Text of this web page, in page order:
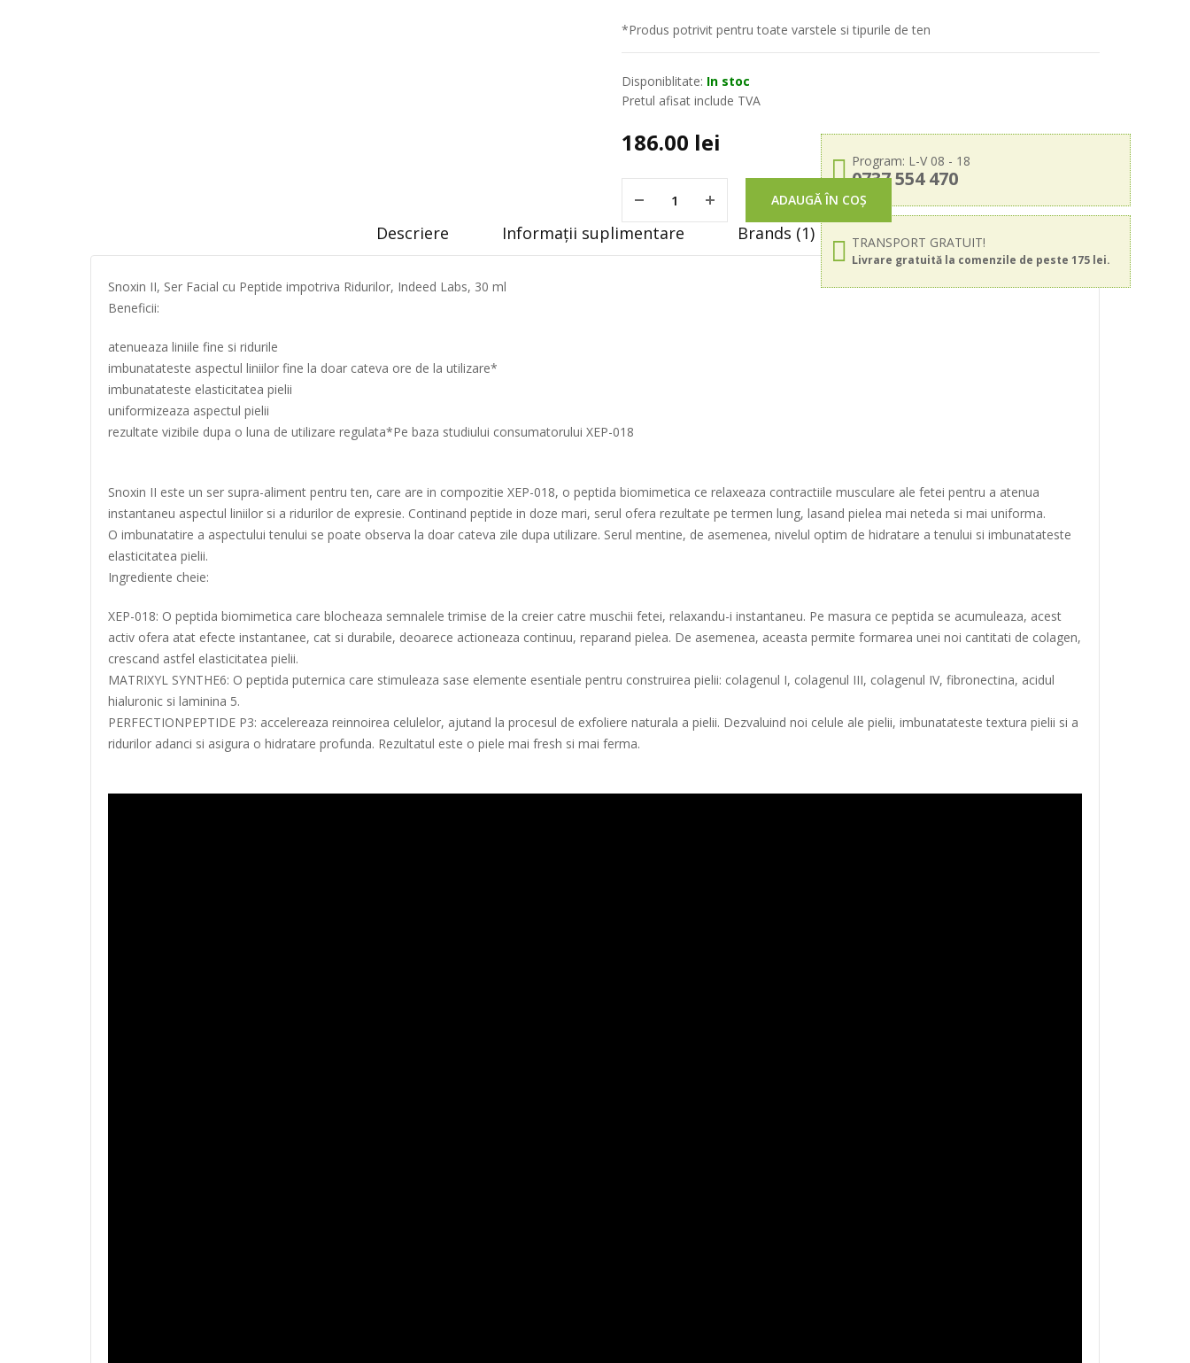
*Produs potrivit pentru toate varstele si tipurile de ten
Disponiblitate: In stoc
Pretul afisat include TVA
Program: L-V 08 - 18
0737 554 470
TRANSPORT GRATUIT!
Livrare gratuită la comenzile de peste 175 lei.
186.00 lei
ADAUGĂ ÎN COȘ
Descriere Informații suplimentare Brands (1)
Snoxin II, Ser Facial cu Peptide impotriva Ridurilor, Indeed Labs, 30 ml
Beneficii:
atenueaza liniile fine si ridurile
imbunatateste aspectul liniilor fine la doar cateva ore de la utilizare*
imbunatateste elasticitatea pielii
uniformizeaza aspectul pielii
rezultate vizibile dupa o luna de utilizare regulata*Pe baza studiului consumatorului XEP-018
Snoxin II este un ser supra-aliment pentru ten, care are in compozitie XEP-018, o peptida biomimetica ce relaxeaza contractiile musculare ale fetei pentru a atenua
instantaneu aspectul liniilor si a ridurilor de expresie. Continand peptide in doze mari, serul ofera rezultate pe termen lung, lasand pielea mai neteda si mai uniforma.
O imbunatatire a aspectului tenului se poate observa la doar cateva zile dupa utilizare. Serul mentine, de asemenea, nivelul optim de hidratare a tenului si imbunatateste
elasticitatea pielii.
Ingrediente cheie:
XEP-018: O peptida biomimetica care blocheaza semnalele trimise de la creier catre muschii fetei, relaxandu-i instantaneu. Pe masura ce peptida se acumuleaza, acest
activ ofera atat efecte instantanee, cat si durabile, deoarece actioneaza continuu, reparand pielea. De asemenea, aceasta permite formarea unei noi cantitati de colagen,
crescand astfel elasticitatea pielii.
MATRIXYL SYNTHE6: O peptida puternica care stimuleaza sase elemente esentiale pentru construirea pielii: colagenul I, colagenul III, colagenul IV, fibronectina, acidul
hialuronic si laminina 5.
PERFECTIONPEPTIDE P3: accelereaza reinnoirea celulelor, ajutand la procesul de exfoliere naturala a pielii. Dezvaluind noi celule ale pielii, imbunatateste textura pielii si a
ridurilor adanci si asigura o hidratare profunda. Rezultatul este o piele mai fresh si mai ferma.